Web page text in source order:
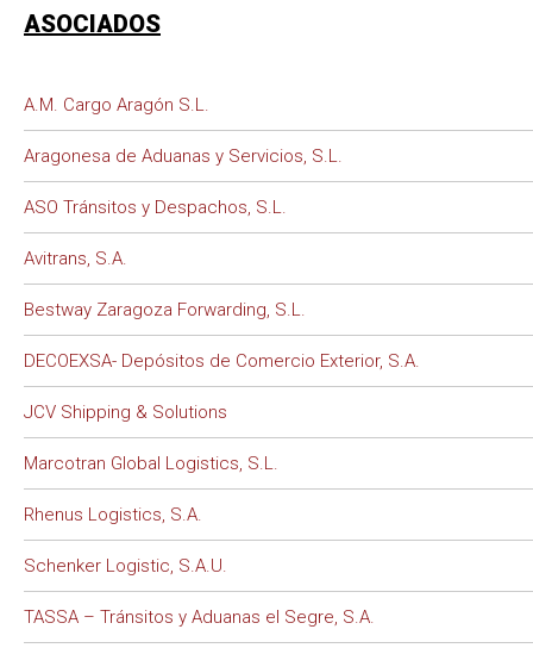
ASOCIADOS
A.M. Cargo Aragón S.L.
Aragonesa de Aduanas y Servicios, S.L.
ASO Tránsitos y Despachos, S.L.
Avitrans, S.A.
Bestway Zaragoza Forwarding, S.L.
DECOEXSA- Depósitos de Comercio Exterior, S.A.
JCV Shipping & Solutions
Marcotran Global Logistics, S.L.
Rhenus Logistics, S.A.
Schenker Logistic, S.A.U.
TASSA – Tránsitos y Aduanas el Segre, S.A.